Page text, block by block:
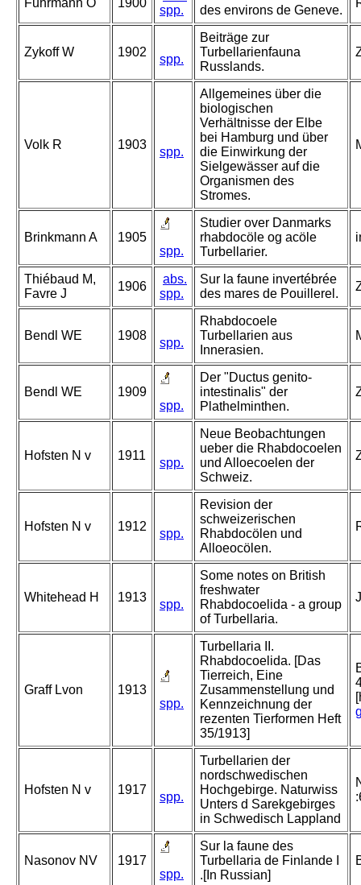
Fuhrmann O 1900
spp.
des environs de Geneve.
Zykoff W 1902
spp.
Beiträge zur
Turbellarienfauna
Russlands.
Volk R 1903
spp.
Allgemeines über die
biologischen
Verhältnisse der Elbe
bei Hamburg und über
die Einwirkung der
Sielgewässer auf die
Organismen des
Stromes.
Brinkmann A
1905
spp.
Studier over Danmarks
rhabdocöle og acöle
Turbellarier.
Thiébaud M,
Favre J
1906
abs.
spp.
Sur la faune invertébrée
des mares de Pouillerel.
Bendl WE 1908
spp.
Rhabdocoele
Turbellarien aus
Innerasien.
Bendl WE
1909
spp.
Der "Ductus genito-
intestinalis" der
Plathelminthen.
Hofsten N v 1911
spp.
Neue Beobachtungen
ueber die Rhabdocoelen
und Alloecoelen der
Schweiz.
Hofsten N v 1912
spp.
Revision der
schweizerischen
Rhabdocölen und
Alloeocölen.
Whitehead H 1913
spp.
Some notes on British
freshwater
Rhabdocoelida - a group
of Turbellaria.
Graff Lvon
1913
spp.
Turbellaria II.
Rhabdocoelida. [Das
Tierreich, Eine
Zusammenstellung und
Kennzeichnung der
rezenten Tierformen Heft
35/1913]
Hofsten N v 1917
spp.
Turbellarien der
nordschwedischen
Hochgebirge. Naturwiss
Unters d Sarekgebirges
in Schwedisch Lappland
Nasonov NV
1917
spp.
Sur la faune des
Turbellaria de Finlande I
.[In Russian]